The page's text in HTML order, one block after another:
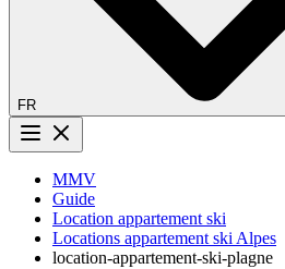
FR
Bouton menu
MMV
Guide
Location appartement ski
Locations appartement ski Alpes
location-appartement-ski-plagne